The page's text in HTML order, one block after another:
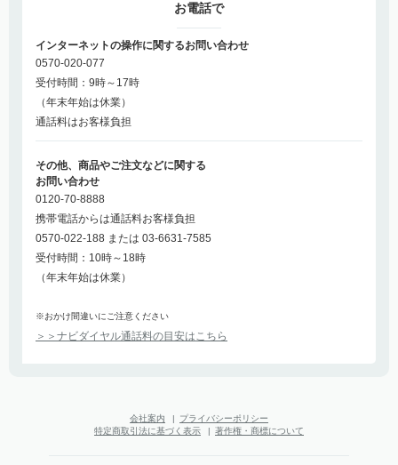
お電話で
インターネットの操作に関するお問い合わせ
0570-020-077
受付時間：9時～17時
（年末年始は休業）
通話料はお客様負担
その他、商品やご注文などに関する
お問い合わせ
0120-70-8888
携帯電話からは通話料お客様負担
0570-022-188 または 03-6631-7585
受付時間：10時～18時
（年末年始は休業）
※おかけ間違いにご注意ください
＞＞ナビダイヤル通話料の目安はこちら
会社案内 |
プライバシーポリシー
特定商取引法に基づく表示
| 著作権・商標について